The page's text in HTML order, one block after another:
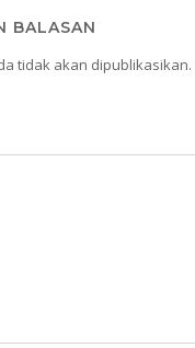
BALASAN
tidak akan dipublikasikan.